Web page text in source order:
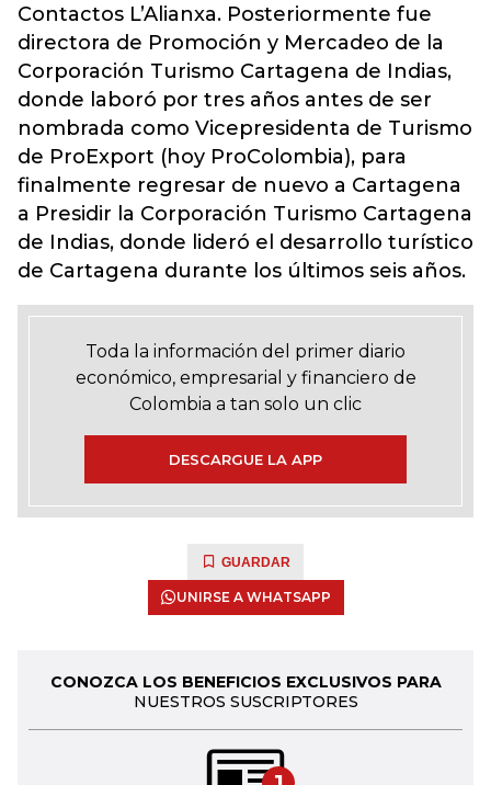
Contactos L’Alianxa. Posteriormente fue
directora de Promoción y Mercadeo de la
Corporación Turismo Cartagena de Indias,
donde laboró por tres años antes de ser
nombrada como Vicepresidenta de Turismo
de ProExport (hoy ProColombia), para
finalmente regresar de nuevo a Cartagena
a Presidir la Corporación Turismo Cartagena
de Indias, donde lideró el desarrollo turístico
de Cartagena durante los últimos seis años.
Toda la información del primer diario
económico, empresarial y financiero de
Colombia a tan solo un clic
DESCARGUE LA APP
GUARDAR
UNIRSE A WHATSAPP
CONOZCA LOS BENEFICIOS EXCLUSIVOS PARA
NUESTROS SUSCRIPTORES